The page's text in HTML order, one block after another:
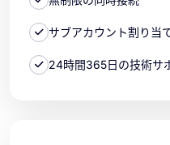
サブアカウント割り当
24時間365日の技術サ